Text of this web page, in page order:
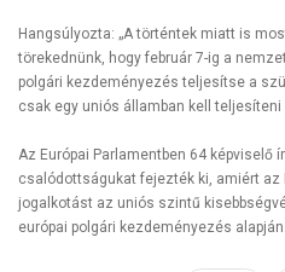
Hangsúlyozta: „A történtek miatt is
törekednünk, hogy február 7-ig a
polgári kezdeményezés teljesítse a
csak egy uniós államban kell
Az Európai Parlamentben 64 képviselő
csalódottságukat fejezték ki, amiért az
jogalkotást az uniós szintű
európai polgári kezdeményezés alapján.